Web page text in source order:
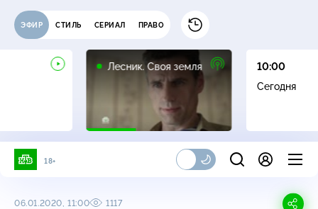
ЭФИР СТИЛЬ СЕРИАЛ ПРАВО
Лесник. Своя земля
16+
10:00
Сегодня
18+
06.01.2020, 11:00 1117